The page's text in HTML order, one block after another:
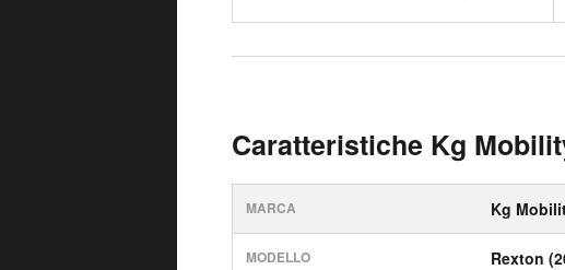
Caratteristiche Kg
MARCA Kg
MODELLO Rexton